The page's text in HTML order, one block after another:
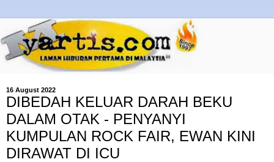
16 August 2022
DIBEDAH KELUAR DARAH BEKU
DALAM OTAK - PENYANYI
KUMPULAN ROCK FAIR, EWAN KINI
DIRAWAT DI ICU